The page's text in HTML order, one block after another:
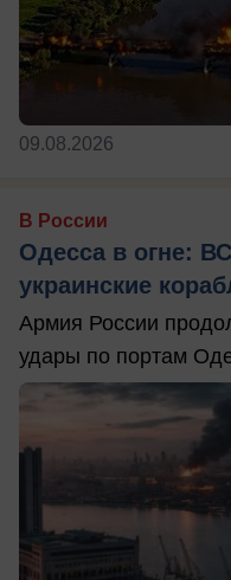
09.08.2026
В России
Одесса в огне:
украинские
Армия России
удары по портам